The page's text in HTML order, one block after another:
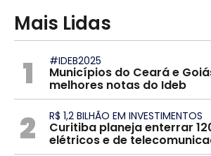
Mais Lidas
1 #IDEB2025
Municípios do Ceará e
melhores notas do Ideb
2 R$ 1,2 BILHÃO EM INVESTIMENTOS
Curitiba planeja enterrar
elétricos e de